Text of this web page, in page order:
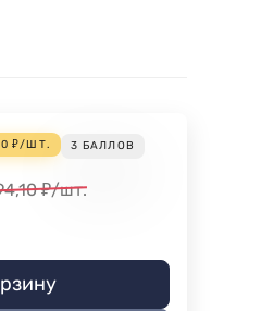
₽/ШТ. 3 БАЛЛОВ
₽/шт.